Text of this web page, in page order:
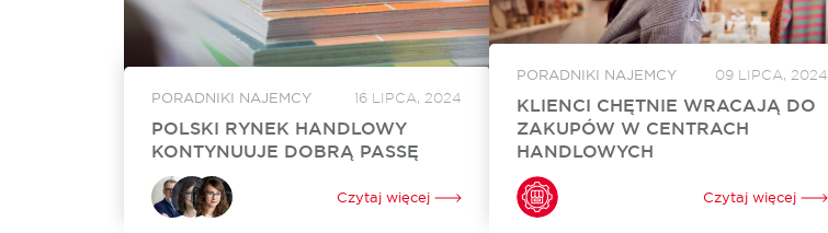
PORADNIKI NAJEMCY 16 LIPCA, 2024
POLSKI RYNEK HANDLOWY
KONTYNUUJE DOBRĄ PASSĘ
Międzynarodowa agencja doradcza Cushman &
Wakefield podsumowała sytuację w sektorze
nieruchomości handlowych w Polsce. W II
Czytaj więcej
PORADNIKI NAJEMCY 09 LIPCA, 2024
KLIENCI CHĘTNIE WRACAJĄ DO
ZAKUPÓW W CENTRACH
HANDLOWYCH
Nie da się ukryć, że handel e-commerce ma
wiele korzyści. Szybkie zakupy bez
wychodzenia z domu to marzenie dla wielu.
Czytaj więcej